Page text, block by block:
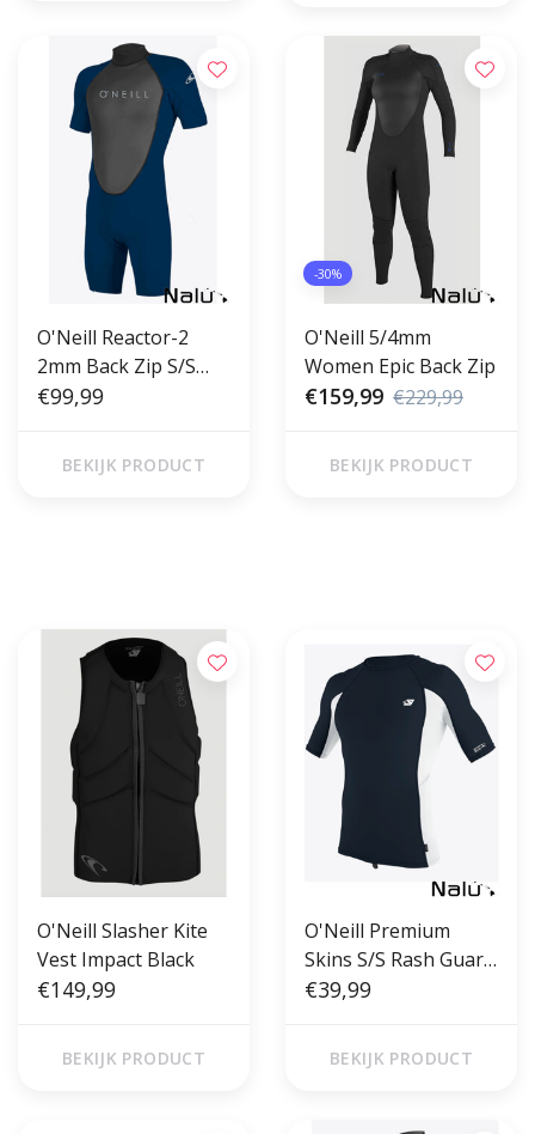
O'Neill Reactor-2
2mm Back Zip S/S
Spring Abyss
€99,99
BEKIJK PRODUCT
-30%
O'Neill 5/4mm
Women Epic Back Zip
€159,99 €229,99
BEKIJK PRODUCT
O'Neill Slasher Kite
Vest Impact Black
€149,99
BEKIJK PRODUCT
O'Neill Premium
Skins S/S Rash Guard
Slate/White
€39,99
BEKIJK PRODUCT